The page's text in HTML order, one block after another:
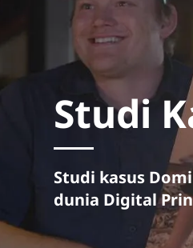
Studi
Studi kasus
dunia Digital